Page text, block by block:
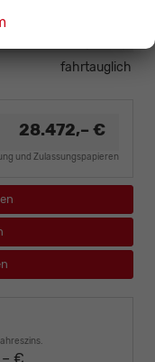
fahrtauglich
28.472,– €
und Zulassungspapieren